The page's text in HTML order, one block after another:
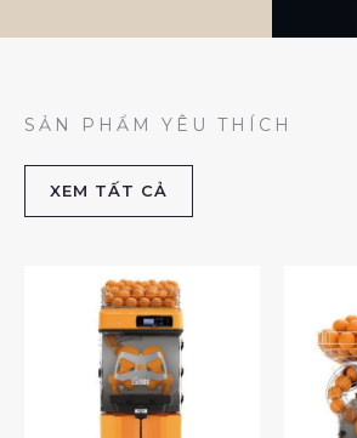
SẢN PHẨM YÊU THÍCH
XEM TẤT CẢ